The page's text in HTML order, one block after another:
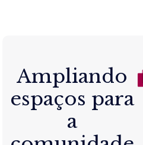
Ampliando
espaços para
a